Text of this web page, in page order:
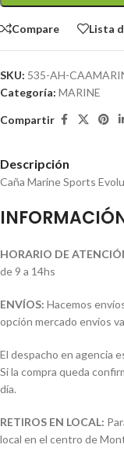
Compare Lista
SKU: 535-AH-
Categoría: MARINE
Compartir
Descripción
Caña Marine Sports
HORARIO DE
de 9 a 14hs
ENVÍOS: Hacemos
opción mercado envíos
El despacho en agencia
Si la compra queda
día.
RETIROS EN LOCAL:
local en el centro de